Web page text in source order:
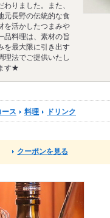
わりました。また、
元長野の伝統的な食
を活かしたつまみや
品料理は、素材の旨
を最大限に引き出す
理法でご提供いたし
す★
ース 料理 ドリンク
クーポンを見る